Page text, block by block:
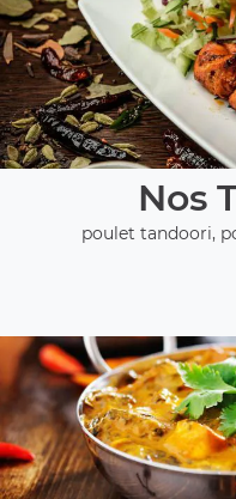
Nos
poulet tandoori,